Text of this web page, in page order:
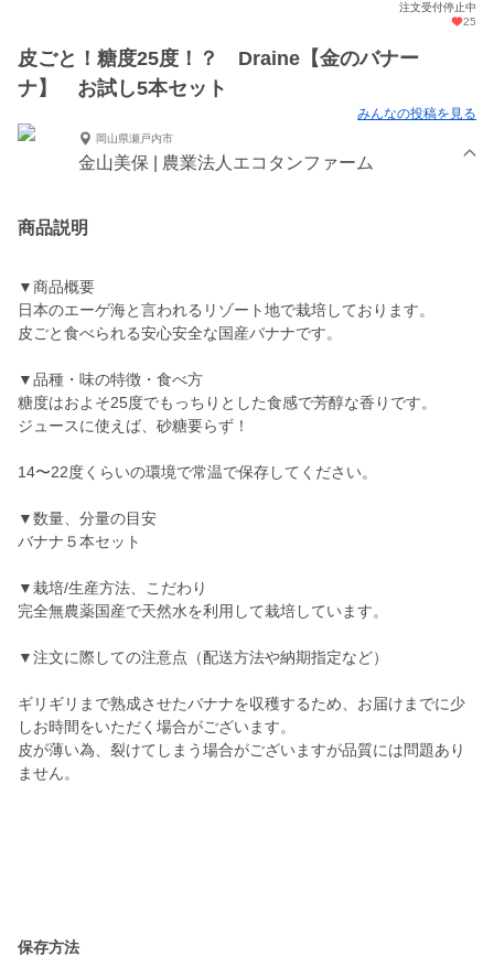
注文受付停止中
25
皮ごと！糖度25度！？ Draine【金のバナー
ナ】 お試し5本セット
みんなの投稿を見る
岡山県瀬戸内市
金山美保 | 農業法人エコタンファーム
商品説明
▼商品概要
日本のエーゲ海と言われるリゾート地で栽培しております。
皮ごと食べられる安心安全な国産バナナです。
▼品種・味の特徴・食べ方
糖度はおよそ25度でもっちりとした食感で芳醇な香りです。
ジュースに使えば、砂糖要らず！
14〜22度くらいの環境で常温で保存してください。
▼数量、分量の目安
バナナ５本セット
▼栽培/生産方法、こだわり
完全無農薬国産で天然水を利用して栽培しています。
▼注文に際しての注意点（配送方法や納期指定など）
ギリギリまで熟成させたバナナを収穫するため、お届けまでに少
しお時間をいただく場合がございます。
皮が薄い為、裂けてしまう場合がございますが品質には問題あり
ません。
保存方法